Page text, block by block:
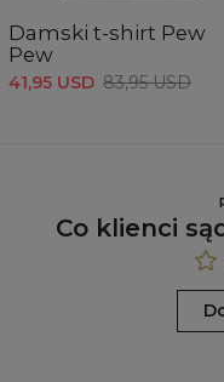
Damski t-shirt Pew
Pew
41,95 USD 83,95 USD
Co klienci